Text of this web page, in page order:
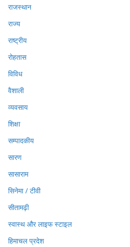
राजस्थान
राज्य
राष्ट्रीय
रोहतास
विविध
वैशाली
व्यवसाय
शिक्षा
सम्पादकीय
सारण
सासाराम
सिनेमा / टीवी
सीतामढ़ी
स्वास्थ और लाइफ स्टाइल
हिमाचल प्रदेश